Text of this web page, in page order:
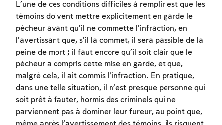
L’une de ces conditions difficiles à remplir est que les
témoins doivent mettre explicitement en garde le
pécheur avant qu’il ne commette l’infraction, en
l’avertissant que, s’il la commet, il sera passible de la
peine de mort ; il faut encore qu’il soit clair que le
pécheur a compris cette mise en garde, et que,
malgré cela, il ait commis l’infraction. En pratique,
dans une telle situation, il n’est presque personne qui
soit prêt à fauter, hormis des criminels qui ne
parviennent pas à dominer leur fureur, au point que,